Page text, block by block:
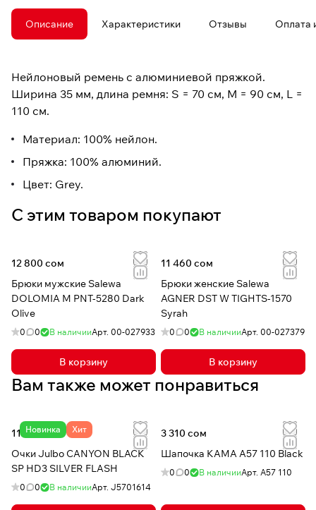
Описание Характеристики Отзывы Оплата
Нейлоновый ремень с алюминиевой пряжкой.
Ширина 35 мм, длина ремня: S = 70 см, M = 90 см, L =
110 см.
Материал: 100% нейлон.
Пряжка: 100% алюминий.
Цвет: Grey.
С этим товаром покупают
12 800 сом
Брюки мужские Salewa
DOLOMIA M PNT-5280 Dark
Olive
0 0 В наличииАрт. 00-027933
В корзину
11 460 сом
Брюки женские Salewa
AGNER DST W TIGHTS-1570
Syrah
0 0 В наличииАрт. 00-027379
В корзину
Вам также может понравиться
Новинка Хит
11 370 сом
Очки Julbo CANYON BLACK
SP HD3 SILVER FLASH
0 0 В наличииАрт. J5701614
3 310 сом
Шапочка КАМА A57 110 Black
0 0 В наличииАрт. A57 110